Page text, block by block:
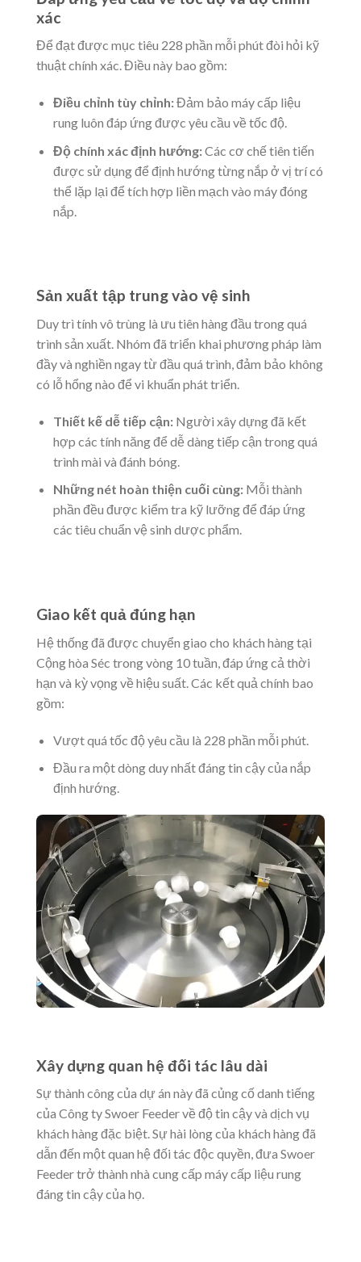
xác
Để đạt được mục tiêu 228 phần mỗi phút đòi hỏi kỹ
thuật chính xác. Điều này bao gồm:
Điều chỉnh tùy chỉnh:Đảm bảo máy cấp liệu
rung luôn đáp ứng được yêu cầu về tốc độ.
Độ chính xác định hướng:Các cơ chế tiên tiến
được sử dụng để định hướng từng nắp ở vị trí có
thể lặp lại để tích hợp liền mạch vào máy đóng
nắp.
Sản xuất tập trung vào vệ sinh
Duy trì tính vô trùng là ưu tiên hàng đầu trong quá
trình sản xuất. Nhóm đã triển khai phương pháp làm
đầy và nghiền ngay từ đầu quá trình, đảm bảo không
có lỗ hổng nào để vi khuẩn phát triển.
Thiết kế dễ tiếp cận:Người xây dựng đã kết
hợp các tính năng để dễ dàng tiếp cận trong quá
trình mài và đánh bóng.
Những nét hoàn thiện cuối cùng:Mỗi thành
phần đều được kiểm tra kỹ lưỡng để đáp ứng
các tiêu chuẩn vệ sinh dược phẩm.
Giao kết quả đúng hạn
Hệ thống đã được chuyển giao cho khách hàng tại
Cộng hòa Séc trong vòng 10 tuần, đáp ứng cả thời
hạn và kỳ vọng về hiệu suất. Các kết quả chính bao
gồm:
Vượt quá tốc độ yêu cầu là 228 phần mỗi phút.
Đầu ra một dòng duy nhất đáng tin cậy của nắp
định hướng.
Xây dựng quan hệ đối tác lâu dài
Sự thành công của dự án này đã củng cố danh tiếng
của Công ty Swoer Feeder về độ tin cậy và dịch vụ
khách hàng đặc biệt. Sự hài lòng của khách hàng đã
dẫn đến một quan hệ đối tác độc quyền, đưa Swoer
Feeder trở thành nhà cung cấp máy cấp liệu rung
đáng tin cậy của họ.